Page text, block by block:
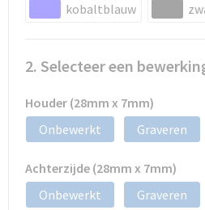
kobaltblauw
2. Selecteer een
Houder (28mm x 7mm)
Onbewerkt
Graveren
Achterzijde (28mm x 7mm)
Onbewerkt
Graveren